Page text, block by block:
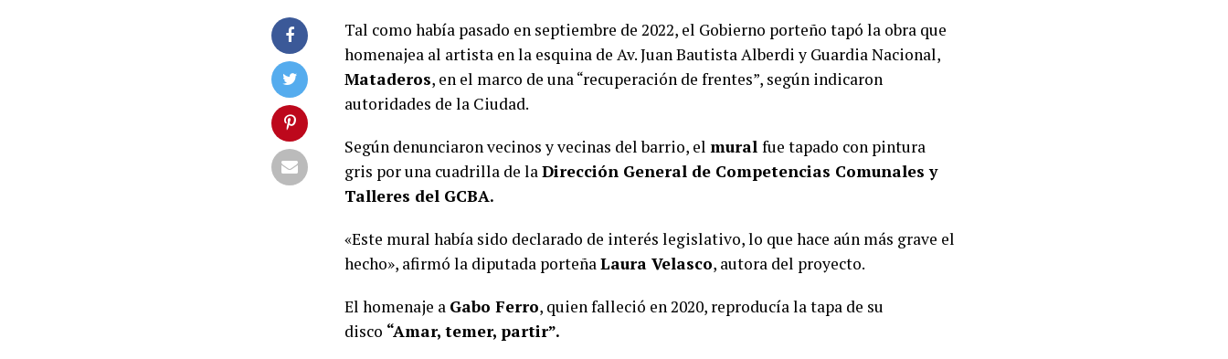
Tal como había pasado en septiembre de 2022, el Gobierno porteño tapó la obra que
homenajea al artista en la esquina de Av. Juan Bautista Alberdi y Guardia Nacional,
Mataderos, en el marco de una “recuperación de frentes”, según indicaron
autoridades de la Ciudad.
Según denunciaron vecinos y vecinas del barrio, el mural fue tapado con pintura
gris por una cuadrilla de laDirección General de Competencias Comunales y
Talleres del GCBA.
«Este mural había sido declarado de interés legislativo, lo que hace aún más grave el
hecho», afirmó la diputada porteñaLaura Velasco, autora del proyecto.
El homenaje a Gabo Ferro, quien falleció en 2020, reproducía la tapa de su
disco “Amar, temer, partir”.